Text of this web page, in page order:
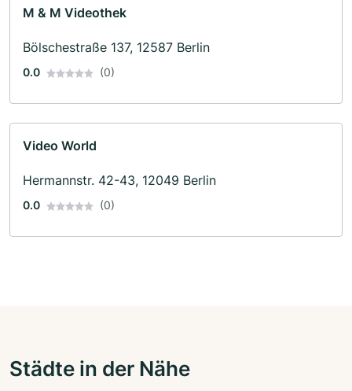
M & M Videothek
Bölschestraße 137, 12587 Berlin
0.0 (0)
Video World
Hermannstr. 42-43, 12049 Berlin
0.0 (0)
Städte in der Nähe